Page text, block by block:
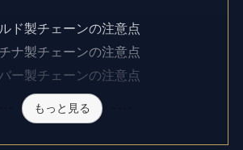
ド製チェーンの注意点
ナ製チェーンの注意点
ー製チェーンの注意点
もっと見る